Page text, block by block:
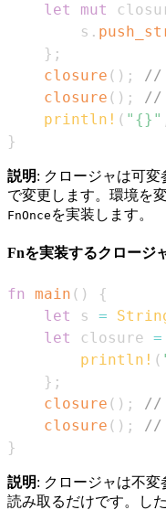
let
mut
        s
.
} ;
closure ( ) ;
//
closure ( ) ;
//
println! ( "{}"
}
説明: クロージャは可変
で変更します。環境を
FnOnce を実装します。
Fnを実装するクロージ
fn main ( )
{
let
s =
let
closure =
println! (
} ;
closure ( ) ;
//
closure ( ) ;
//
}
説明: クロージャは不変
読み取るだけです。した